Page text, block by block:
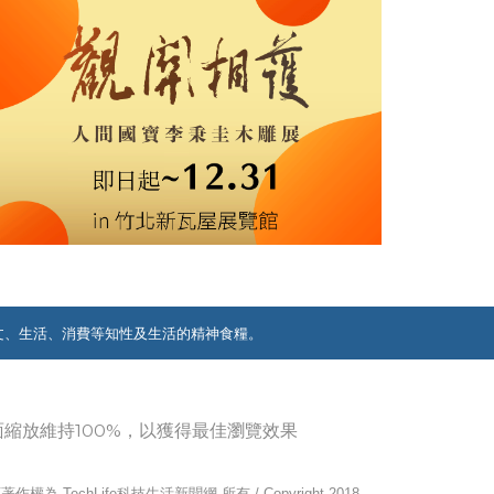
生活、消費等知性及生活的精神食糧。
放維持100%，以獲得最佳瀏覽效果